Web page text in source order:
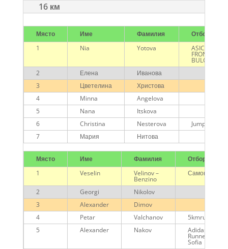
16 км
Място Име Фамилия
Отбор
1
Nia Yotova ASICS
BULGARIA
2
Елена
Иванова
3
Цветелина
Христова
4
Minna
Angelova
5
Nana
Itskova
6
Christina Nesterova
Jumping
7
Мария Нитова
Място Име Фамилия
Отбор
1
Veselin Velinov –
Benzino
Самоков
2 Georgi
Nikolov
3
Alexander
Dimov
4
Petar Valchanov
5kmrun
5
Alexander Nakov Adidas
Runners
Sofia